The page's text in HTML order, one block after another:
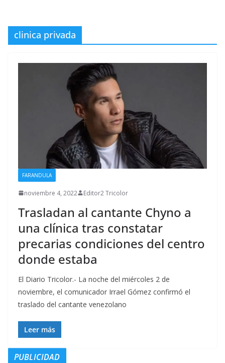
clinica privada
FARANDULA
noviembre 4, 2022 Editor2 Tricolor
Trasladan al cantante Chyno a
una clínica tras constatar
precarias condiciones del centro
donde estaba
El Diario Tricolor.- La noche del miércoles 2 de
noviembre, el comunicador Irrael Gómez confirmó el
traslado del cantante venezolano
Leer más
PUBLICIDAD